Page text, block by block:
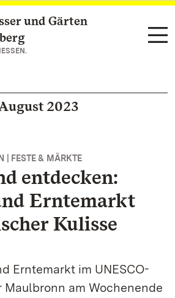
springenund Gärten
2023
| FESTE & MÄRKTE
entdecken:
Erntemarkt
Kulisse
Erntemarkt im UNESCO-
am Wochenende